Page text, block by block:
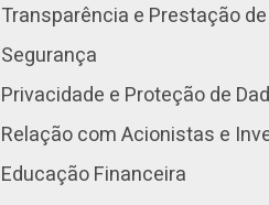
Transparência e Prestação
Segurança
Privacidade e Proteção de
Relação com Acionistas e
Educação Financeira